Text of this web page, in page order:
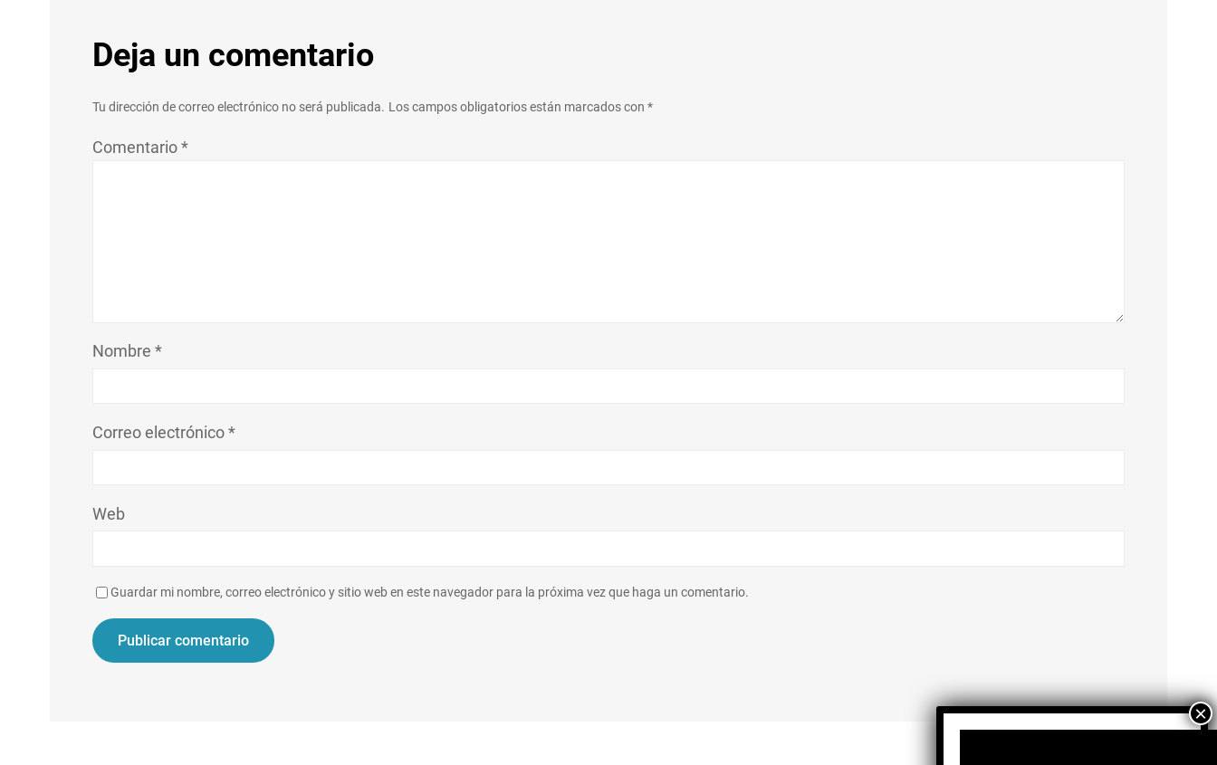
Deja un comentario
Tu dirección de correo electrónico no será publicada. Los campos obligatorios están marcados con*
Comentario*
Nombre*
Correo electrónico*
Web
Guardar mi nombre, correo electrónico y sitio web en este navegador para la próxima vez que haga un comentario.